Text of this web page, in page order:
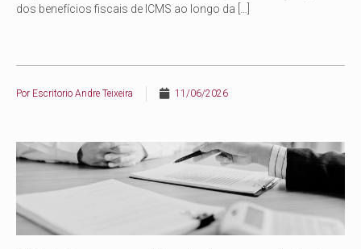
dos benefícios fiscais de ICMS ao longo da […]
Por Escritorio Andre Teixeira 11/06/2026